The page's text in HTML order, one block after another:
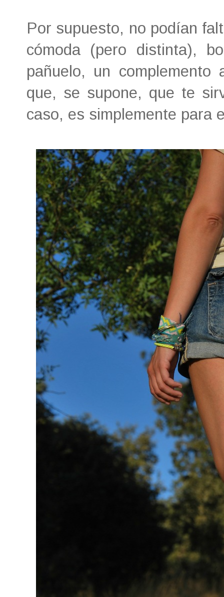
Por supuesto, no podían
cómoda (pero distinta),
pañuelo, un
que, se supone, que te
caso, es simplemente para